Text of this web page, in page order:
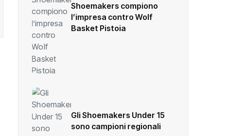
Shoemakers compiono
l’impresa contro Wolf
Basket Pistoia
Gli Shoemakers Under 15
sono campioni regionali